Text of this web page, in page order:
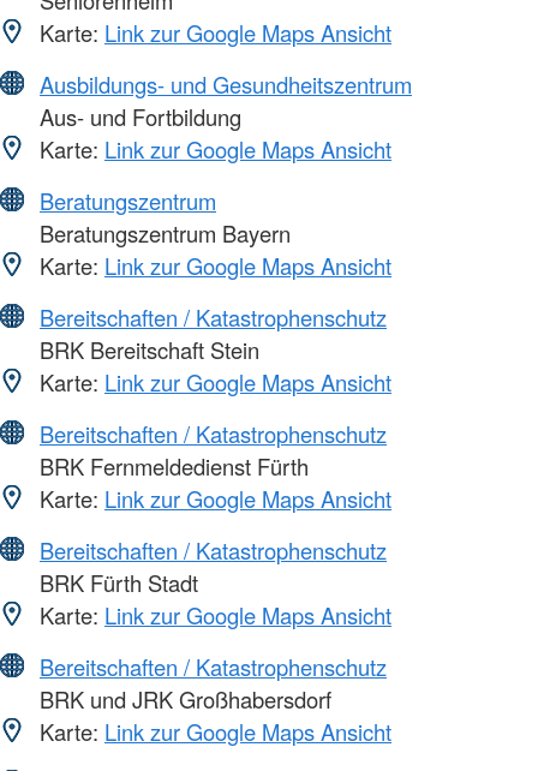
Karte: Link zur Google Maps Ansicht
Ausbildungs- und Gesundheitszentrum
Aus- und Fortbildung
Karte: Link zur Google Maps Ansicht
Beratungszentrum
Beratungszentrum Bayern
Karte: Link zur Google Maps Ansicht
Bereitschaften / Katastrophenschutz
BRK Bereitschaft Stein
Karte: Link zur Google Maps Ansicht
Bereitschaften / Katastrophenschutz
BRK Fernmeldedienst Fürth
Karte: Link zur Google Maps Ansicht
Bereitschaften / Katastrophenschutz
BRK Fürth Stadt
Karte: Link zur Google Maps Ansicht
Bereitschaften / Katastrophenschutz
BRK und JRK Großhabersdorf
Karte: Link zur Google Maps Ansicht